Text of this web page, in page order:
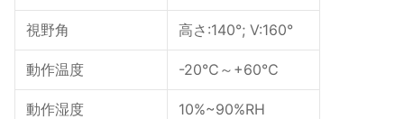
視野角 高さ:140°; V:160°
動作温度 -20℃～+60℃
動作湿度 10%~90%RH